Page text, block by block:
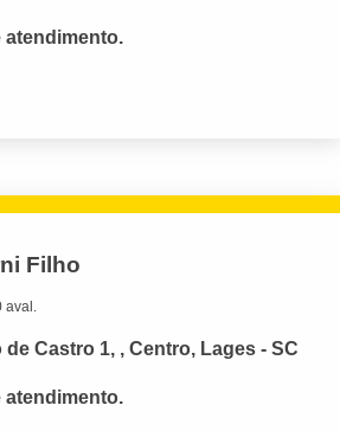
atendimento.
Filho
aval.
de Castro 1, , Centro, Lages - SC
atendimento.